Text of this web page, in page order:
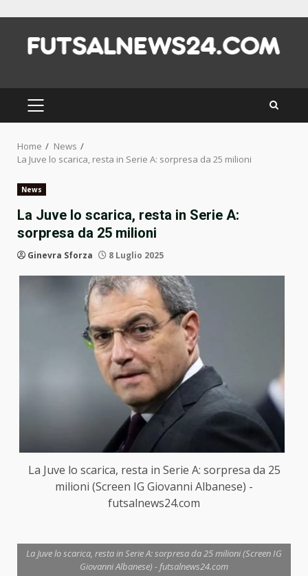
content
PRIMARY
MENU
Home
News
La Juve lo scarica, resta in Serie A: sorpresa da 25 milioni
News
La Juve lo scarica, resta in Serie A:
sorpresa da 25 milioni
Ginevra Sforza 8 Luglio 2025
La Juve lo scarica, resta in Serie A: sorpresa da 25
milioni (Screen IG Giovanni Albanese) -
futsalnews24.com
La Juve lo scarica, resta in Serie A: sorpresa da 25 milioni (Screen IG
Giovanni Albanese) - futsalnews24.com